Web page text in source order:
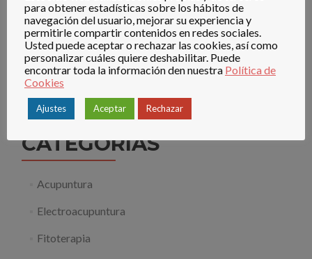
recientes
Relación entre sofocos de la perimenopausia y Vacío
de Yin de Riñón
¿Qué importancia tienen los mastocitos en la
analgesia con la acupuntura?
CATEGORÍAS
Acupuntura
Electroacupuntura
Fitoterapia
para obtener estadísticas sobre los hábitos de
navegación del usuario, mejorar su experiencia y
permitirle compartir contenidos en redes sociales.
Usted puede aceptar o rechazar las cookies, así como
personalizar cuáles quiere deshabilitar. Puede
encontrar toda la información den nuestra Política de
Cookies
Ajustes Aceptar Rechazar